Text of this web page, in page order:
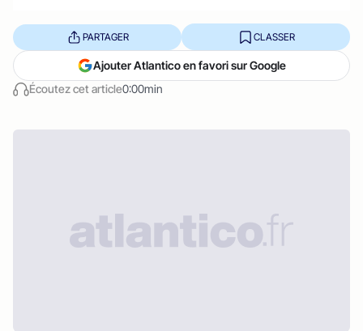
Écoutez cet article0:00min
PARTAGER CLASSER
Ajouter Atlantico en favori sur Google